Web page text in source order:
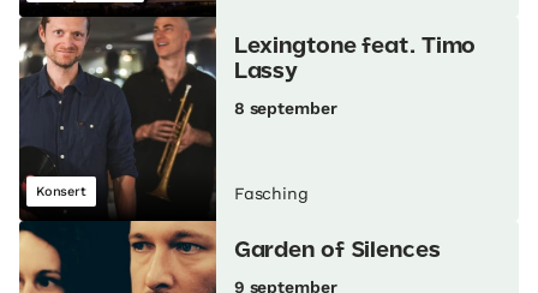
Konsert
Lexingtone feat. Timo
Lassy
8 september
Fasching
Garden of Silences
9 september